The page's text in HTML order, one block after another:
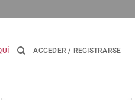
ACCEDER / REGISTRARSE